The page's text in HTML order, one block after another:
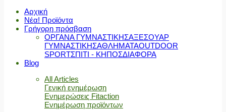
Αρχική
Νέα! Προϊόντα
Γρήγορη πρόσβαση
ΟΡΓΑΝΑ ΓΥΜΝΑΣΤΙΚΗΣΑΞΕΣΟΥΑΡ
ΓΥΜΝΑΣΤΙΚΗΣΑΘΛΗΜΑΤΑOUTDOOR
SPORTΣΠΙΤΙ - ΚΗΠΟΣΔΙΑΦΟΡΑ
Blog
All Articles
Γενική ενημέρωση
Ενημερώσεις Fitaction
Ενημέρωση προϊόντων